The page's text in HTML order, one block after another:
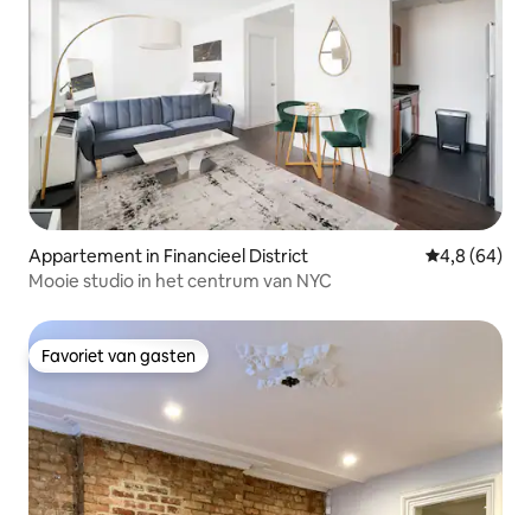
Appartement in Financieel District Gemiddelde
4,8 (64)
Mooie studio in het centrum van NYC
Favoriet van gasten
Favoriet van gasten